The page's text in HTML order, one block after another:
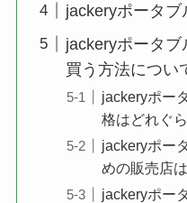
jackeryポータ
jackeryポータ
買う方法につい
jackeryポー
格はどれぐ
jackeryポー
めの販売店
jackeryポー